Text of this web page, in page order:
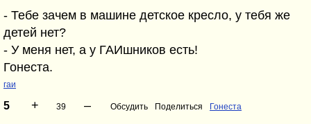
- Тебе зачем в машине детское кресло, у тебя же
детей нет?
- У меня нет, а у ГАИшников есть!
Гонеста.
гаи
5 + 39 – Обсудить Поделиться Гонеста